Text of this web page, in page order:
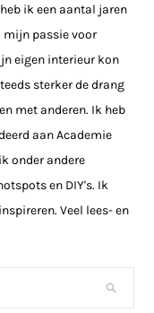
ik een aantal jaren
mijn passie voor
eigen interieur kon
sterker de drang
met anderen. Ik heb
aan Academie
onder andere
en DIY's. Ik
Veel lees- en